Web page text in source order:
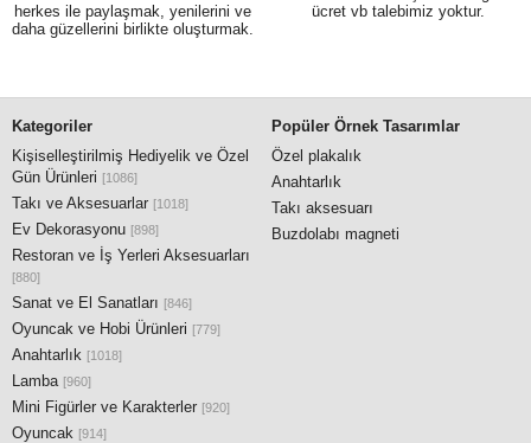
herkes ile paylaşmak, yenilerini ve
daha güzellerini birlikte oluşturmak.
ücret vb talebimiz yoktur.
Kategoriler
Kişiselleştirilmiş Hediyelik ve Özel
Gün Ürünleri [1086]
Takı ve Aksesuarlar [1018]
Ev Dekorasyonu [898]
Restoran ve İş Yerleri Aksesuarları
[880]
Sanat ve El Sanatları [846]
Oyuncak ve Hobi Ürünleri [779]
Anahtarlık [1018]
Lamba [960]
Mini Figürler ve Karakterler [920]
Oyuncak [914]
Popüler Örnek Tasarımlar
Özel plakalık
Anahtarlık
Takı aksesuarı
Buzdolabı magneti